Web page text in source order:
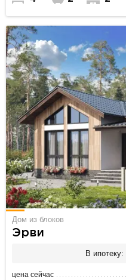
Дом из блоков
Эрви
В ипотеку:
цена сейчас